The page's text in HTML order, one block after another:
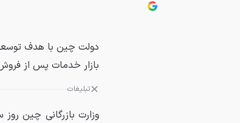
دولت چین با هدف
بازار خدمات پس از
تبلیغات